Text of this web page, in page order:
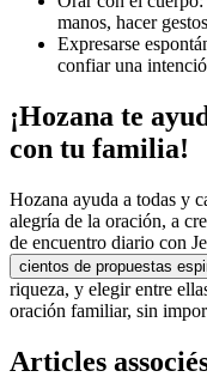
manos, hacer
Expresarse
confiar una
¡Hozana te
con tu familia!
Hozana ayuda a todas y
alegría de la oración, a
de encuentro diario con
cientos de propuestas
riqueza, y elegir entre
oración familiar, sin
Articles